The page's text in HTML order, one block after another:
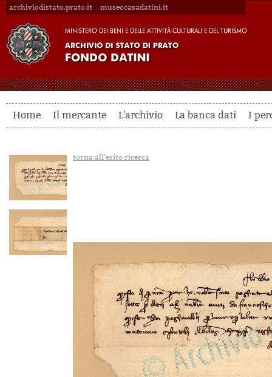
archiviodistato.prato.it museocasadatini.it
Home Il mercante L'archivio La banca dati I
torna all'esito ricerca